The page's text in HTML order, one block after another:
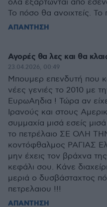
όλα εξαρτώνται από
Το πόσο θα ανοιχτείς. Το
ΑΠΑΝΤΗΣΗ
Αγορές θα λες και θα
23.04.2026, 00:49
Μπουμερ επενδυτή που
νέες γενιές το 2010 με
ΕυρωΑηδια ! Τώρα αν
Ιρανούς και στους
συμμαχία μισά εσείς
το πετρέλαιο ΣΕ ΟΛΗ
κοντόφθαλμος ΡΑΓΙΑΣ
μην έχεις τον βράχνα
κεφάλι σου. Κάνε
μεριά ο δυσβάσταχτος
πετρελαιου !!!
ΑΠΑΝΤΗΣΗ